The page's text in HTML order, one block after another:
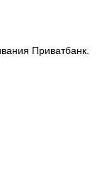
Приватбанк.